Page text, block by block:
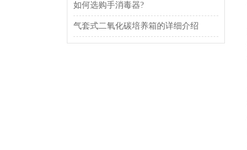
如何选购手消毒器?
气套式二氧化碳培养箱的详细介绍